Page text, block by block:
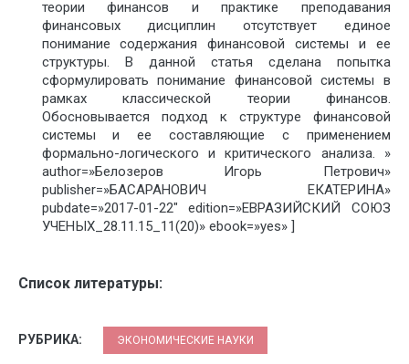
теории финансов и практике преподавания
финансовых дисциплин отсутствует единое
понимание содержания финансовой системы и ее
структуры. В данной статья сделана попытка
сформулировать понимание финансовой системы в
рамках классической теории финансов.
Обосновывается подход к структуре финансовой
системы и ее составляющие с применением
формально-логического и критического анализа. »
author=»Белозеров Игорь Петрович»
publisher=»БАСАРАНОВИЧ ЕКАТЕРИНА»
pubdate=»2017-01-22″ edition=»ЕВРАЗИЙСКИЙ СОЮЗ
УЧЕНЫХ_28.11.15_11(20)» ebook=»yes» ]
Список литературы:
РУБРИКА: ЭКОНОМИЧЕСКИЕ НАУКИ